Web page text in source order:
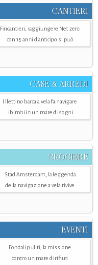
CANTIERI
Fincantieri, raggiungere Net zero
con 15 anni d'anticipo si può
CASE & ARREDI
Il lettino barca a vela fa navigare
i bimbi in un mare di sogni
CROCIERE
Stad Amsterdam, la leggenda
della navigazione a vela rivive
EVENTI
Fondali puliti, la missione
contro un mare di rifiuti